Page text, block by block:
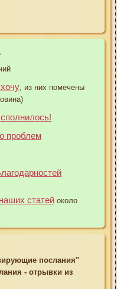
, из них помечены
проблем
наших статей около
послания"
- отрывки из